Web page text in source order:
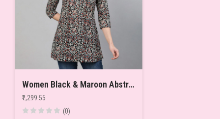
Women Black & Maroon Abstract Printed Tunic
₹1,299.55
(0)